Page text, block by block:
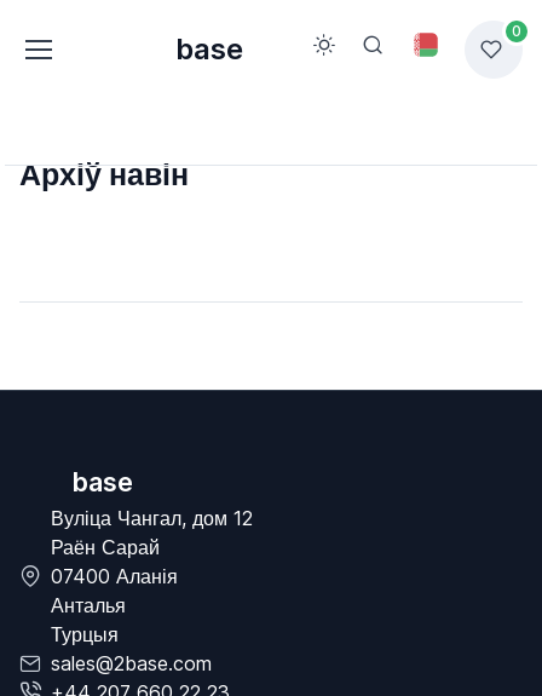
base
0
Архіў навін
base
Вуліца Чангал, дом 12
Раён Сарай
07400 Аланія
Анталья
Турцыя
sales@2base.com